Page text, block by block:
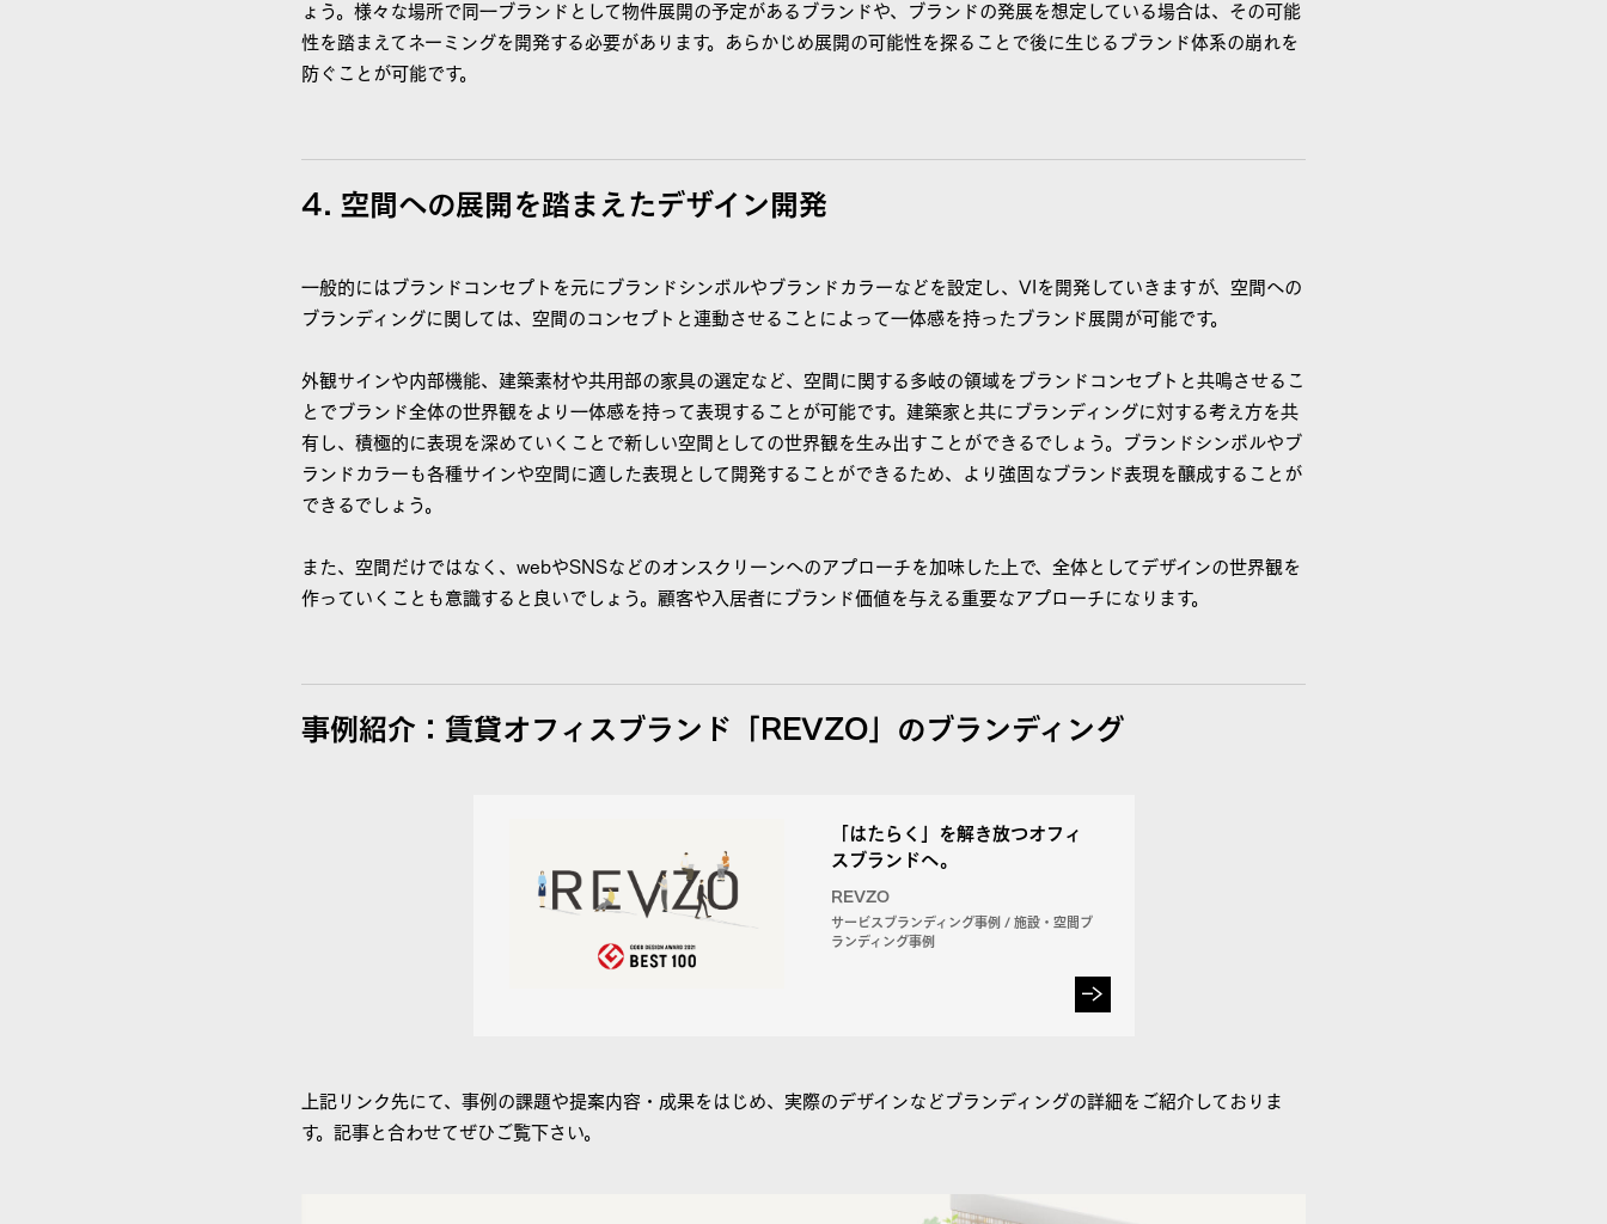
ょう。様々な場所で同一ブランドとして物件展開の予定があるブランドや、ブランドの発展を想定している場合は、その可能
性を踏まえてネーミングを開発する必要があります。あらかじめ展開の可能性を探ることで後に生じるブランド体系の崩れを
防ぐことが可能です。
4. 空間への展開を踏まえたデザイン開発
一般的にはブランドコンセプトを元にブランドシンボルやブランドカラーなどを設定し、VIを開発していきますが、空間への
ブランディングに関しては、空間のコンセプトと連動させることによって一体感を持ったブランド展開が可能です。
外観サインや内部機能、建築素材や共用部の家具の選定など、空間に関する多岐の領域をブランドコンセプトと共鳴させるこ
とでブランド全体の世界観をより一体感を持って表現することが可能です。建築家と共にブランディングに対する考え方を共
有し、積極的に表現を深めていくことで新しい空間としての世界観を生み出すことができるでしょう。ブランドシンボルやブ
ランドカラーも各種サインや空間に適した表現として開発することができるため、より強固なブランド表現を醸成することが
できるでしょう。
また、空間だけではなく、webやSNSなどのオンスクリーンへのアプローチを加味した上で、全体としてデザインの世界観を
作っていくことも意識すると良いでしょう。顧客や入居者にブランド価値を与える重要なアプローチになります。
事例紹介：賃貸オフィスブランド「REVZO」のブランディング
「はたらく」を解き放つオフィ
スブランドへ。
REVZO
サービスブランディング事例 / 施設・空間ブ
ランディング事例
上記リンク先にて、事例の課題や提案内容・成果をはじめ、実際のデザインなどブランディングの詳細をご紹介しておりま
す。記事と合わせてぜひご覧下さい。